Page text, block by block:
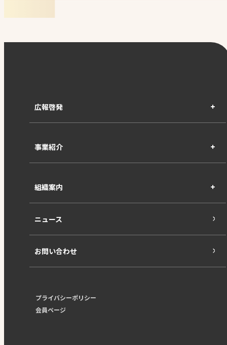
広報啓発
事業紹介
組織案内
ニュース
お問い合わせ
プライバシーポリシー
会員ページ